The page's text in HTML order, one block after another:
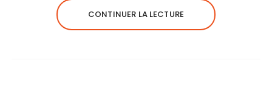
CONTINUER LA LECTURE